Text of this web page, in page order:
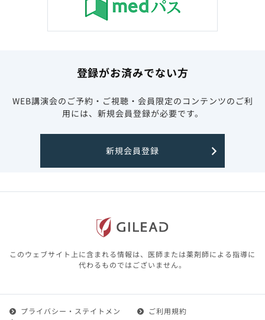
登録がお済みでない方
WEB講演会のご予約・ご視聴・会員限定のコンテンツのご利
用には、新規会員登録が必要です。
新規会員登録
このウェブサイト上に含まれる情報は、医師または薬剤師による指導に
代わるものではございません。
プライバシー・ステイトメン
ご利用規約